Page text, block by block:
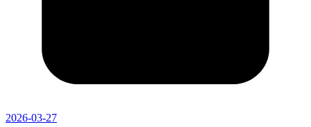
2026-03-27